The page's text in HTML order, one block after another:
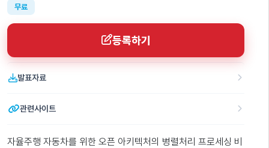
무료
등록하기
발표자료
관련사이트
자율주행 자동차를 위한 오픈 아키텍처의 병렬처리 프로세싱 비